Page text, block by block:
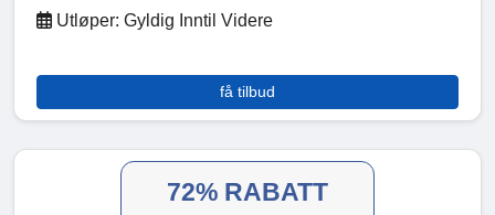
Utløper: Gyldig Inntil Videre
få tilbud
72% RABATT